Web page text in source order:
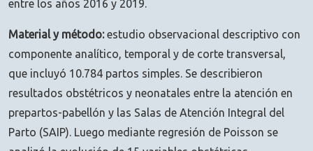
entre los años 2016 y 2019.
Material y método:estudio observacional descriptivo con
componente analítico, temporal y de corte transversal,
que incluyó 10.784 partos simples. Se describieron
resultados obstétricos y neonatales entre la atención en
prepartos-pabellón y las Salas de Atención Integral del
Parto (SAIP). Luego mediante regresión de Poisson se